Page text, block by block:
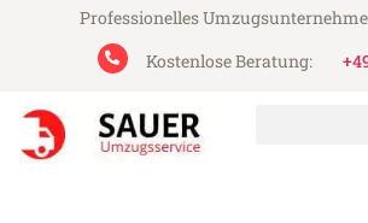
Professionelles
Kostenlose Beratung: